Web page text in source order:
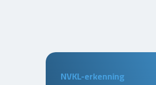
NVKL-erkenning